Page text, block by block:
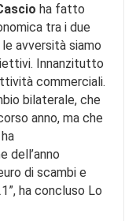
ha fatto
tra i due
avversità siamo
Innanzitutto
commerciali.
bilaterale, che
anno, ma che
dell’anno
di scambi e
ha concluso Lo